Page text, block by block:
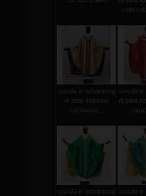
collo
casula in schantung
di seta foderata
col.bianco...
casula
di seta
casula in schantung
casula